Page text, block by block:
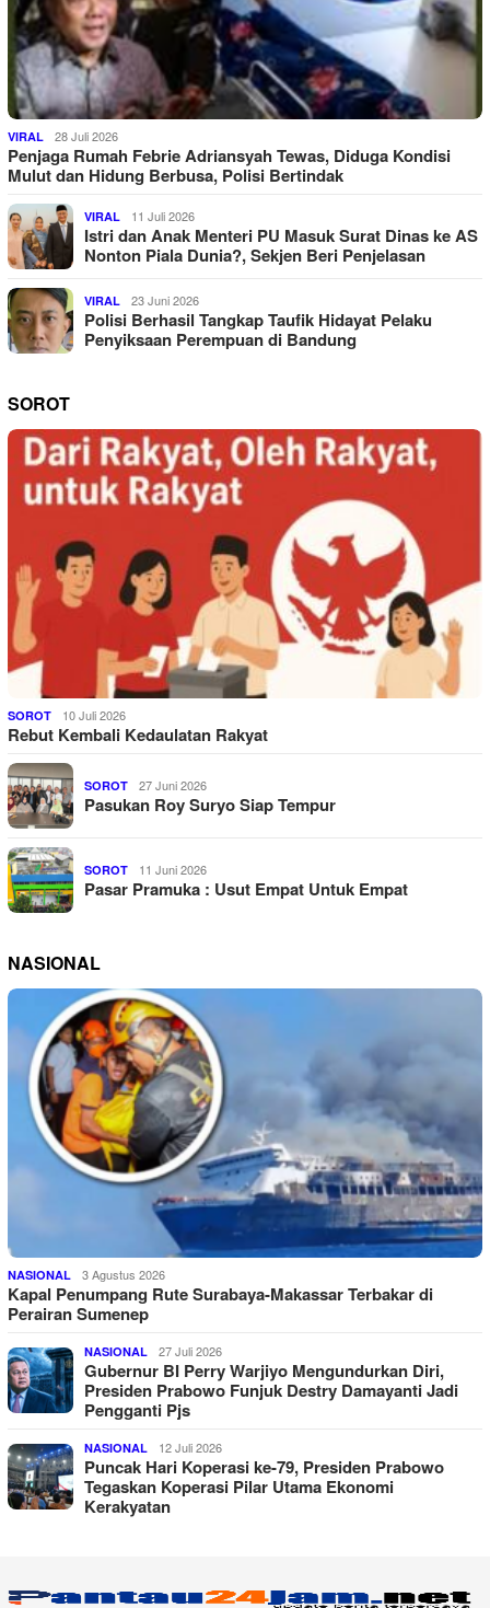
VIRAL 28 Juli 2026
Penjaga Rumah Febrie Adriansyah Tewas, Diduga Kondisi
Mulut dan Hidung Berbusa, Polisi Bertindak
VIRAL 11 Juli 2026
Istri dan Anak Menteri PU Masuk Surat Dinas ke AS
Nonton Piala Dunia?, Sekjen Beri Penjelasan
VIRAL 23 Juni 2026
Polisi Berhasil Tangkap Taufik Hidayat Pelaku
Penyiksaan Perempuan di Bandung
SOROT
SOROT 10 Juli 2026
Rebut Kembali Kedaulatan Rakyat
SOROT 27 Juni 2026
Pasukan Roy Suryo Siap Tempur
SOROT 11 Juni 2026
Pasar Pramuka : Usut Empat Untuk Empat
NASIONAL
NASIONAL 3 Agustus 2026
Kapal Penumpang Rute Surabaya-Makassar Terbakar di
Perairan Sumenep
NASIONAL 27 Juli 2026
Gubernur BI Perry Warjiyo Mengundurkan Diri,
Presiden Prabowo Funjuk Destry Damayanti Jadi
Pengganti Pjs
NASIONAL 12 Juli 2026
Puncak Hari Koperasi ke-79, Presiden Prabowo
Tegaskan Koperasi Pilar Utama Ekonomi
Kerakyatan